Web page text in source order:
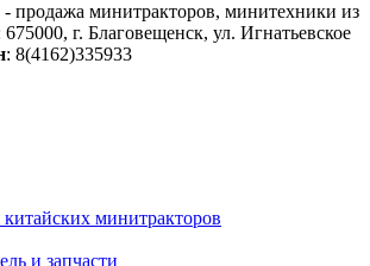
- продажа минитракторов, минитехники из
675000, г. Благовещенск, ул. Игнатьевское
: 8(4162)335933
китайских минитракторов
и запчасти